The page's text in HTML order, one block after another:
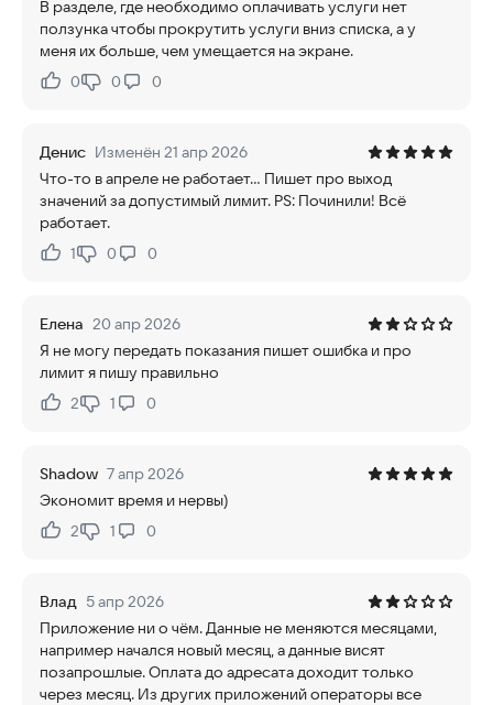
В разделе, где необходимо оплачивать услуги нет
ползунка чтобы прокрутить услуги вниз списка, а у
меня их больше, чем умещается на экране.
Нравится:
0Не нравится:
0 0
Денис Изменён 21 апр 2026
Что-то в апреле не работает... Пишет про выход
значений за допустимый лимит. PS: Починили! Всё
работает.
Нравится:
1Не нравится:
0 0
Елена 20 апр 2026
Я не могу передать показания пишет ошибка и про
лимит я пишу правильно
Нравится:
2Не нравится:
1 0
Shadow 7 апр 2026
Экономит время и нервы)
Нравится:
2Не нравится:
1 0
Влад 5 апр 2026
Приложение ни о чём. Данные не меняются месяцами,
например начался новый месяц, а данные висят
позапрошлые. Оплата до адресата доходит только
через месяц. Из других приложений операторы все